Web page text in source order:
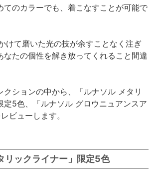
てのカラーでも、着こなすことが可能で
けて磨いた光の技が余すことなく注ぎ
なたの個性を解き放ってくれること間違
クションの中から、「ルナソル メタリ
定5色、「ルナソル グロウニュアンスア
ビューします。
リックライナー」限定5色